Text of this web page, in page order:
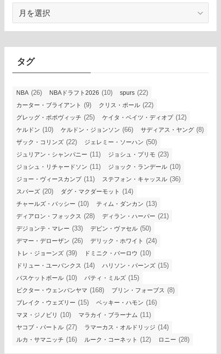
カ
イ
タグ
NBA (26) NBAドラフト2026 (10) spurs (22)
カーター・ブライアント (9) クリス・ポール (22)
グレッグ・ポポヴィッチ (25) ケイタ・ベイツ・ディオプ(12)
ケルドン (10) ケルドン・ジョンソン (66) サディアス・ヤング (8)
ザック・コリンズ (22) ジェレミー・ソーハン (50)
ジュリアン・シャンパニー (11) ジョシュ・プリモ (23)
ジョシュ・リチャードソン (11) ジョック・ランデール (10)
ジョー・ヴィースカンプ(11) ステフォン・キャッスル (36)
スパーズ (20) ダグ・マクダーモット (14)
チャールズ・バッシー (10) ティム・ダンカン (13)
ディアロン・フォックス (28) ディラン・ハーパー (21)
デジョンテ・マレー (33) デビン・ヴァセル (50)
デマー・デローザン (26) デリック・ホワイト (24)
トレ・ジョーンズ (39) ドミニク・バーロウ (10)
ドリュー・ユーバンクス (14) ハリソン・バーンズ (15)
バスケットボール (10) パティ・ミルズ (15)
ビクター・ウェンバンヤマ (168) ブリン・フォーブス (8)
ブレイク・ウェズリー (15) ベッキー・ハモン (16)
マヌ・ジノビリ (10) マラカイ・ブラーナム (11)
ヤコブ・パートル (27) ラマーカス・オルドリッジ (14)
ルカ・サマニッチ (16) ルーク・コーネット (12) ロニー (28)